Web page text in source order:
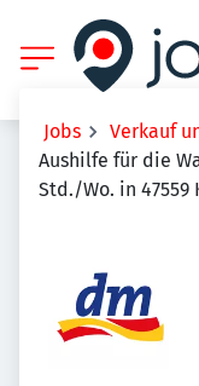
Jobs
Verkauf
Aushilfe für die
Std./Wo. in 47559